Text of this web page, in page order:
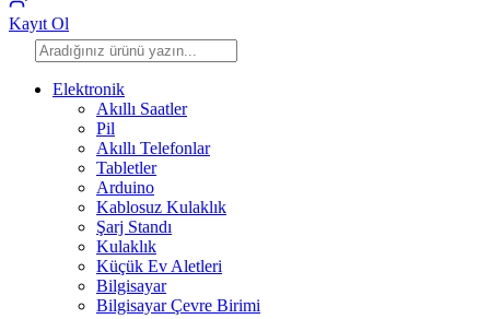
Kayıt Ol
Elektronik
Akıllı Saatler
Pil
Akıllı Telefonlar
Tabletler
Arduino
Kablosuz Kulaklık
Şarj Standı
Kulaklık
Küçük Ev Aletleri
Bilgisayar
Bilgisayar Çevre Birimi